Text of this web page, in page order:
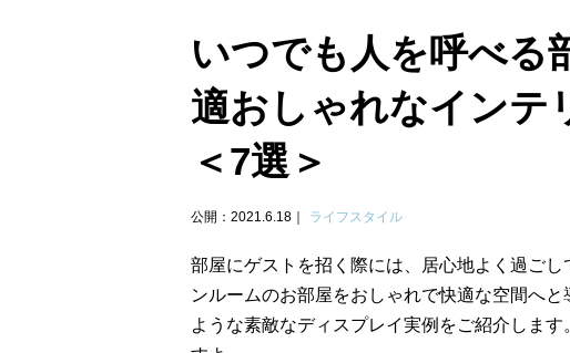
いつでも人を呼べる
適おしゃれなインテ
＜7選＞
公開：2021.6.18 ライフスタイル
部屋にゲストを招く際には、居心地よく過ご
ンルームのお部屋をおしゃれで快適な空間へ
ような素敵なディスプレイ実例をご紹介しま